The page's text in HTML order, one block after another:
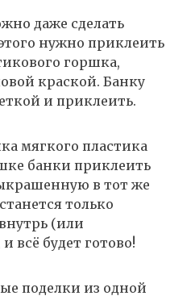
даже сделать
нужно приклеить
горшка,
краской. Банку
и приклеить.
мягкого пластика
банки приклеить
в тот же
только
(или
всё будет готово!
поделки из одной